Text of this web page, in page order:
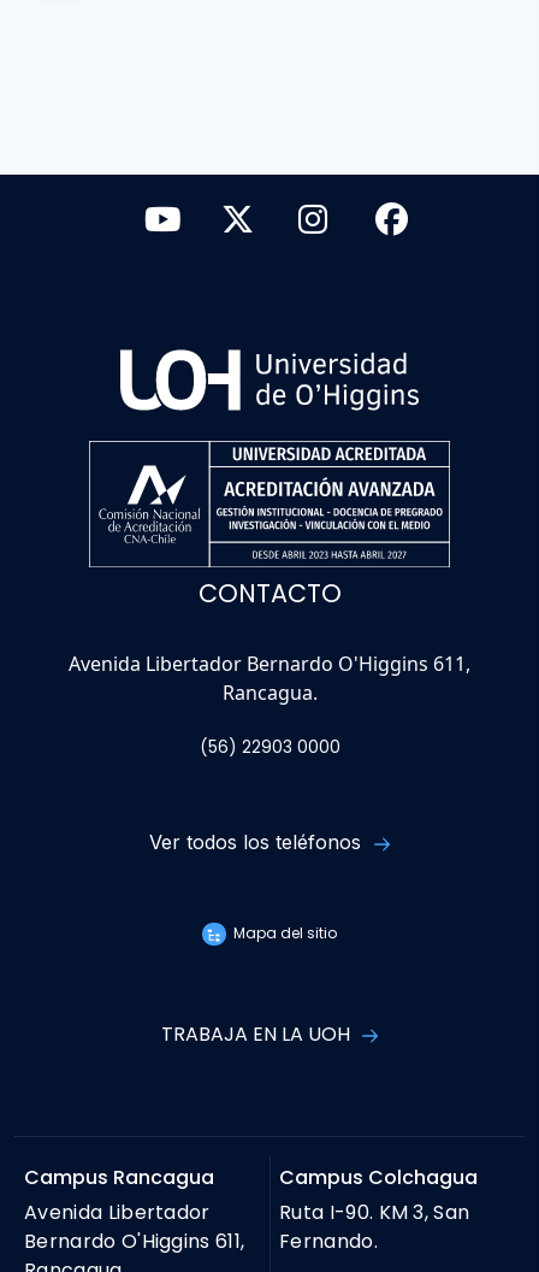
CONTACTO
Avenida Libertador Bernardo O'Higgins 611,
Rancagua.
(56) 22903 0000
Ver todos los teléfonos
Mapa del sitio
TRABAJA EN LA UOH
Campus Rancagua
Avenida Libertador
Bernardo O'Higgins 611,
Campus Colchagua
Ruta I-90. KM 3, San
Fernando.